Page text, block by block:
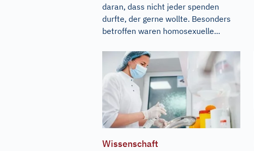
daran, dass nicht jeder spenden
durfte, der gerne wollte. Besonders
betroffen waren homosexuelle...
Wissenschaft